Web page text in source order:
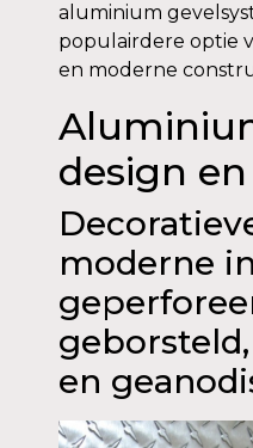
aluminium
populairdere optie
en moderne
design
moderne
en